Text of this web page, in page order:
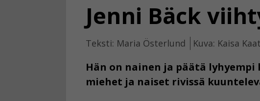
Jenni Bäck
Teksti: Maria Österlund Kuva: Kaisa
Hän on nainen ja päätä
miehet ja naiset rivissä